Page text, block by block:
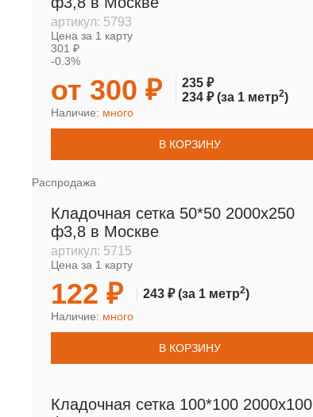
артикул: 5793
Цена за 1 карту
301 ₽
-0.3%
от 300 ₽
235 ₽
234 ₽(за 1 метр2)
Наличие: много
В КОРЗИНУ
Распродажа
Кладочная сетка 50*50 2000х250
ф3,8 в Москве
артикул: 5715
Цена за 1 карту
122 ₽ 243 ₽(за 1 метр2)
Наличие: много
В КОРЗИНУ
Кладочная сетка 100*100 2000х100